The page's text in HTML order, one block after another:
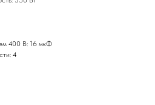
400 В: 16 мкФ
4